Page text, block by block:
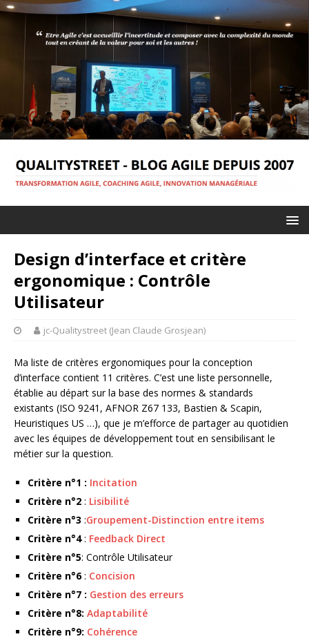
Design d’interface et critère
ergonomique : Contrôle
Utilisateur
jc-Qualitystreet (Jean Claude Grosjean)
Ma liste de critères ergonomiques pour la conception
d’interface contient 11 critères. C’est une liste personnelle,
établie au départ sur la base des normes & standards
existants (ISO 9241, AFNOR Z67 133, Bastien & Scapin,
Heuristiques US …), que je m’efforce de partager au quotidien
avec les équipes de développement tout en sensibilisant le
métier sur la question.
Critère n°1 : Incitation
Critère n°2 : Lisibilité
Critère n°3 :Groupement-Distinction entre items
Critère n°4: Feedback Direct
Critère n°5: Contrôle Utilisateur
Critère n°6: Concision
Critère n°7 : Gestion des erreurs
Critère n°8: Adaptabilité
Critère n°9: Cohérence